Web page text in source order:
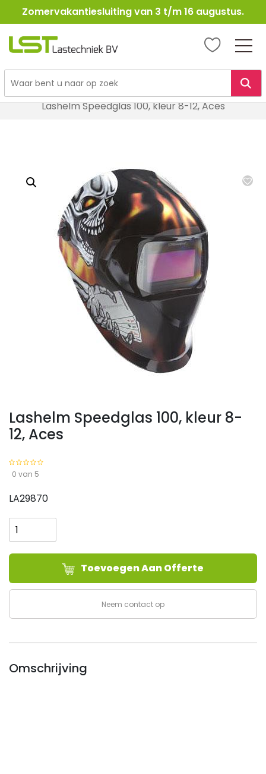
Ga
naar
Zomervakantiesluiting van 3 t/m 16 augustus.
LST
Lasbescherming
Lashelm Speedglas 100, kleur 8-12, Aces
Lashelm Speedglas 100, kleur 8-
12, Aces
0 van 5
LA29870
Speedglas
100,
kleur
12,
Toevoegen Aan Offerte
Neem contact op
Omschrijving